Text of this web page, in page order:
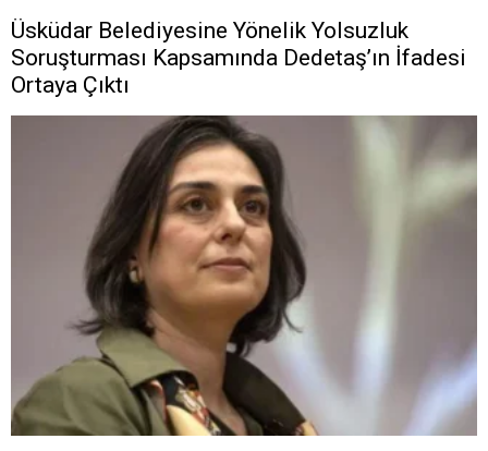
Üsküdar Belediyesine Yönelik Yolsuzluk
Soruşturması Kapsamında Dedetaş’ın İfadesi
Ortaya Çıktı